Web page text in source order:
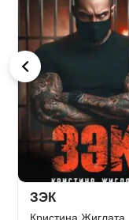
Исправить всё.
(Не) твой сын